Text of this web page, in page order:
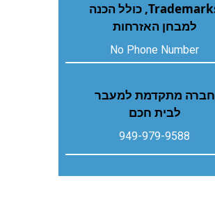
Trademarks, כולל הכנה
למבחן האזרחות
No Phone Number
חברה מתקדמת למעבר
לבית חכם
949-979-9588